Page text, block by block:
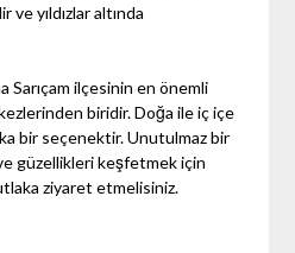
yıldızlar altında
Sarıçam ilçesinin en önemli
biridir. Doğa ile iç içe
bir seçenektir. Unutulmaz bir
güzellikleri keşfetmek için
ziyaret etmelisiniz.